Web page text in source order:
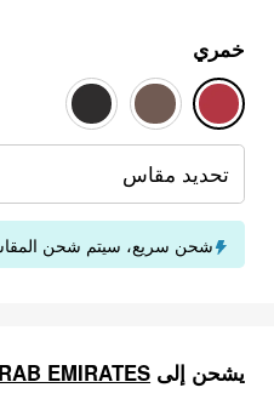
خمري
تحديد مقاس
شحن سريع، سيتم شحن المقاسات
يشحن إلى EMIRATES